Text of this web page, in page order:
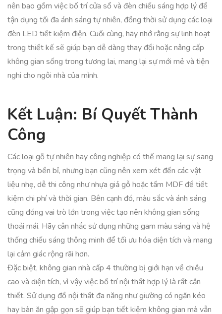
nên bao gồm việc bố trí cửa sổ và đèn chiếu sáng hợp lý để
tận dụng tối đa ánh sáng tự nhiên, đồng thời sử dụng các loại
đèn LED tiết kiệm điện. Cuối cùng, hãy nhớ rằng sự linh hoạt
trong thiết kế sẽ giúp bạn dễ dàng thay đổi hoặc nâng cấp
không gian sống trong tương lai, mang lại sự mới mẻ và tiện
nghi cho ngôi nhà của mình.
Kết Luận: Bí Quyết Thành
Công
Các loại gỗ tự nhiên hay công nghiệp có thể mang lại sự sang
trọng và bền bỉ, nhưng bạn cũng nên xem xét đến các vật
liệu nhẹ, dễ thi công như nhựa giả gỗ hoặc tấm MDF để tiết
kiệm chi phí và thời gian. Bên cạnh đó, màu sắc và ánh sáng
cũng đóng vai trò lớn trong việc tạo nên không gian sống
thoải mái. Hãy cân nhắc sử dụng những gam màu sáng và hệ
thống chiếu sáng thông minh để tối ưu hóa diện tích và mang
lại cảm giác rộng rãi hơn.
Đặc biệt, không gian nhà cấp 4 thường bị giới hạn về chiều
cao và diện tích, vì vậy việc bố trí nội thất hợp lý là rất cần
thiết. Sử dụng đồ nội thất đa năng như giường có ngăn kéo
hay bàn ăn gập gọn sẽ giúp bạn tiết kiệm không gian mà vẫn